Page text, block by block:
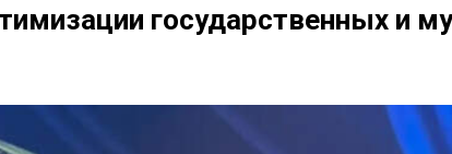
государственных и